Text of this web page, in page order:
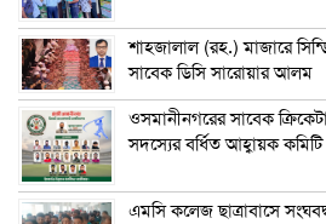
শাহজালাল (রহ.) মাজারে
সাবেক ডিসি সারোয়ার আলম
ওসমানীনগরের সাবেক
সদস্যের বর্ধিত আহ্বায়ক
এম‌সি কলেজ ছাত্রাবাসে